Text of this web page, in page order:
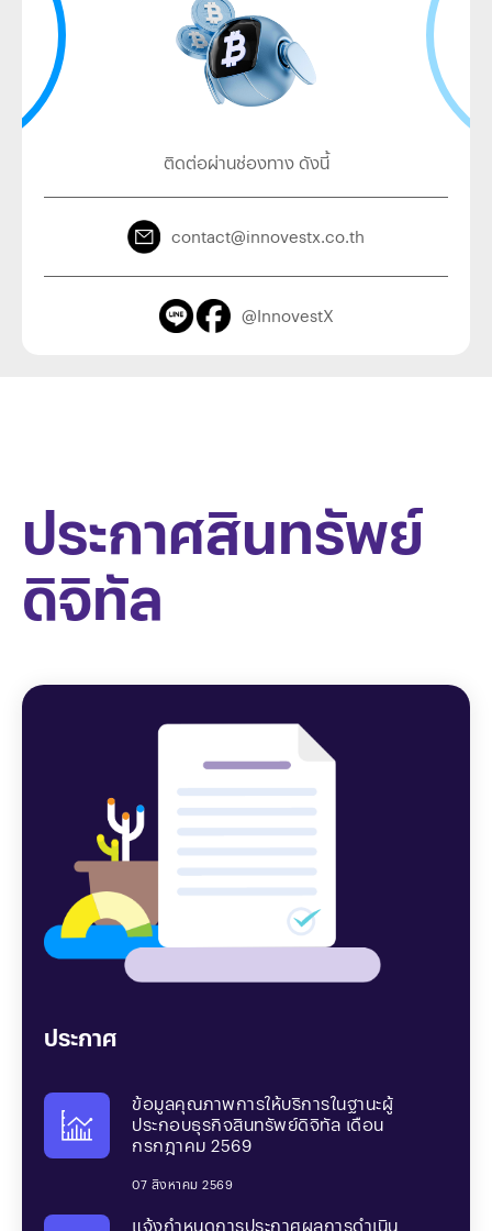
ติดต่อผ่านช่องทาง ดังนี้
contact@innovestx.co.th
@InnovestX
ประกาศสินทรัพย์
ดิจิทัล
ประกาศ
ข้อมูลคุณภาพการให้บริการในฐานะผู้
ประกอบธุรกิจสินทรัพย์ดิจิทัล เดือน
กรกฎาคม 2569
07 สิงหาคม 2569
แจ้งกําหนดการประกาศผลการดําเนิน
ข้อมูลคุณภาพการให้บริการในฐานะผู้
ประกอบธุรกิจสินทรัพย์ดิจิทัล เดือน
กรกฎาคม 2569
07 สิงหาคม 2569
แจ้งกําหนดการประกาศผลการดําเนิน
ข้อมูลคุณภาพการให้บริการในฐานะผู้
ประกอบธุรกิจสินทรัพย์ดิจิทัล เดือน
กรกฎาคม 2569
07 สิงหาคม 2569
แจ้งกําหนดการประกาศผลการดําเนิน